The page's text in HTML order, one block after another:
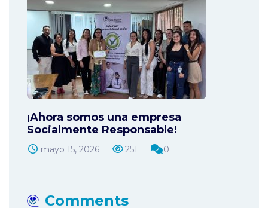
¡Ahora somos una empresa
Socialmente Responsable!
mayo 15, 2026 251 0
Comments